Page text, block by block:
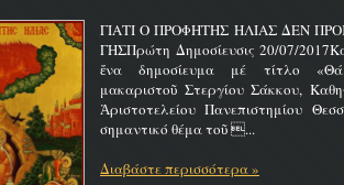
ΓΙΑΤΙ Ο ΠΡΟΦΗΤΗΣ ΗΛΙΑΣ ΔΕΝ
ΓΗΣΠρώτη Δημοσίευσις 20/07/
ἕνα δημοσίευμα μέ τίτλο
μακαριστοῦ Στεργίου Σάκκου,
Ἀριστοτελείου Πανεπιστημίου
σημαντικό θέμα τοῦ ...
Διαβάστε περισσότερα »